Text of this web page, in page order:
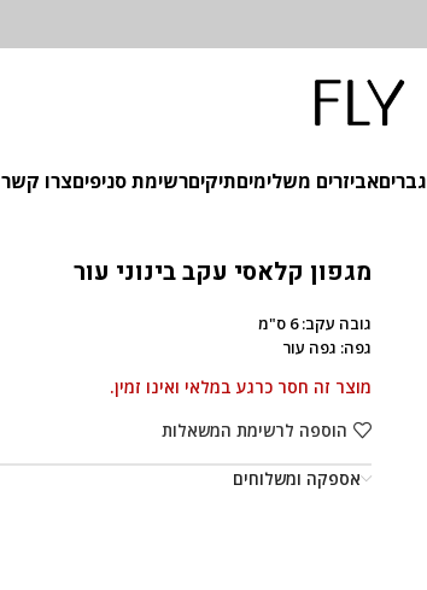
גבריםאביזרים משלימיםתיקיםרשימת סניפיםצרו קשר
מגפון קלאסי עקב בינוני עור
גובה עקב: 6 ס"מ
גפה: גפה עור
מוצר זה חסר כרגע במלאי ואינו זמין.
הוספה לרשימת המשאלות
אספקה ומשלוחים